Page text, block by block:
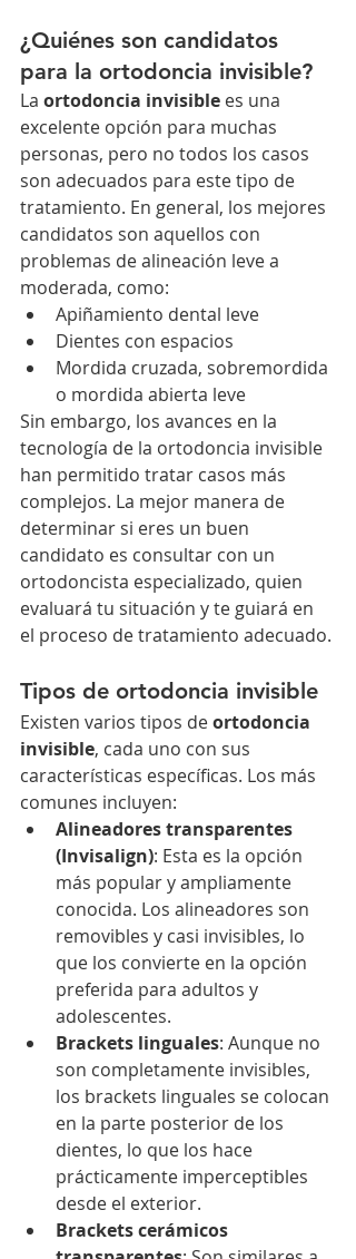
¿Quiénes son candidatos
para la ortodoncia invisible?
La ortodoncia invisible es una
excelente opción para muchas
personas, pero no todos los casos
son adecuados para este tipo de
tratamiento. En general, los mejores
candidatos son aquellos con
problemas de alineación leve a
moderada, como:
Apiñamiento dental leve
Dientes con espacios
Mordida cruzada, sobremordida
o mordida abierta leve
Sin embargo, los avances en la
tecnología de la ortodoncia invisible
han permitido tratar casos más
complejos. La mejor manera de
determinar si eres un buen
candidato es consultar con un
ortodoncista especializado, quien
evaluará tu situación y te guiará en
el proceso de tratamiento adecuado.
Tipos de ortodoncia invisible
Existen varios tipos de ortodoncia
invisible, cada uno con sus
características específicas. Los más
comunes incluyen:
Alineadores transparentes
(Invisalign): Esta es la opción
más popular y ampliamente
conocida. Los alineadores son
removibles y casi invisibles, lo
que los convierte en la opción
preferida para adultos y
adolescentes.
Brackets linguales: Aunque no
son completamente invisibles,
los brackets linguales se colocan
en la parte posterior de los
dientes, lo que los hace
prácticamente imperceptibles
desde el exterior.
Brackets cerámicos